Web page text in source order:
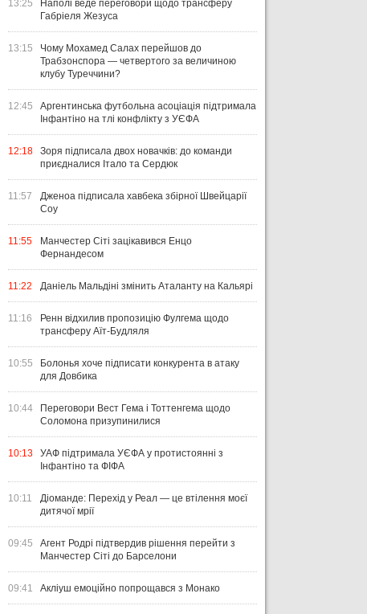
13:25
Наполі веде переговори щодо трансферу
Габріеля Жезуса
13:15
Чому Мохамед Салах перейшов до
Трабзонспора — четвертого за величиною
клубу Туреччини?
12:45
Аргентинська футбольна асоціація підтримала
Інфантіно на тлі конфлікту з УЄФА
12:18
Зоря підписала двох новачків: до команди
приєдналися Італо та Сердюк
11:57
Дженоа підписала хавбека збірної Швейцарії
Соу
11:55
Манчестер Сіті зацікавився Енцо
Фернандесом
11:22 Даніель Мальдіні змінить Аталанту на Кальярі
11:16
Ренн відхилив пропозицію Фулгема щодо
трансферу Аїт-Будляля
10:55
Болонья хоче підписати конкурента в атаку
для Довбика
10:44
Переговори Вест Гема і Тоттенгема щодо
Соломона призупинилися
10:13
УАФ підтримала УЄФА у протистоянні з
Інфантіно та ФІФА
10:11
Діоманде: Перехід у Реал — це втілення моєї
дитячої мрії
09:45
Агент Родрі підтвердив рішення перейти з
Манчестер Сіті до Барселони
09:41 Акліуш емоційно попрощався з Монако